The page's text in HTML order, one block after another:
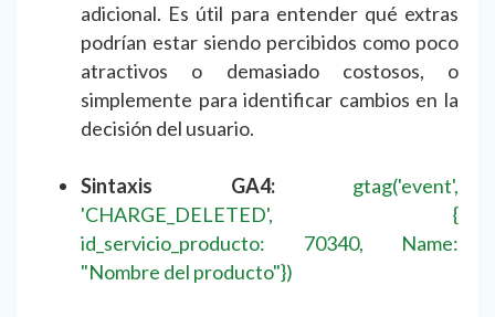
adicional. Es útil para entender qué extras
podrían estar siendo percibidos como poco
atractivos o demasiado costosos, o
simplemente para identificar cambios en la
decisión del usuario.
Sintaxis GA4:
gtag('event',
'CHARGE_DELETED', {
id_servicio_producto: 70340, Name:
"Nombre del producto"})